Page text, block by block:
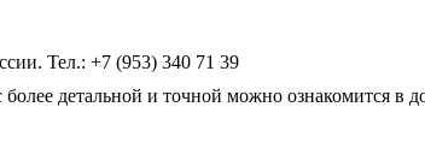
Тел.: +7 (953) 340 71 39
детальной и точной можно ознакомится в